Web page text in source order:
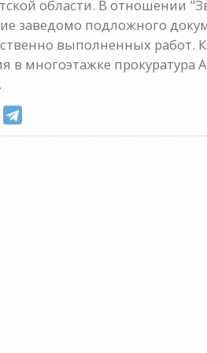
области. В отношении
заведомо подложного
выполненных работ.
в многоэтажке прокуратура